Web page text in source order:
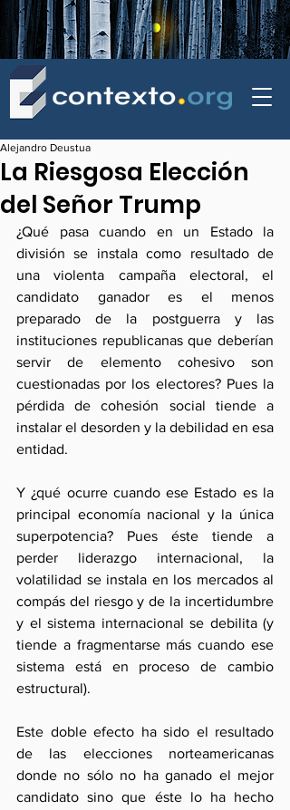
La Riesgosa Elección
del Señor Trump
Alejandro Deustua
¿Qué pasa cuando en un Estado la
división se instala como resultado de
una violenta campaña electoral, el
candidato ganador es el menos
preparado de la postguerra y las
instituciones republicanas que deberían
servir de elemento cohesivo son
cuestionadas por los electores? Pues la
pérdida de cohesión social tiende a
instalar el desorden y la debilidad en esa
entidad.
Y ¿qué ocurre cuando ese Estado es la
principal economía nacional y la única
superpotencia? Pues éste tiende a
perder liderazgo internacional, la
volatilidad se instala en los mercados al
compás del riesgo y de la incertidumbre
y el sistema internacional se debilita (y
tiende a fragmentarse más cuando ese
sistema está en proceso de cambio
estructural).
Este doble efecto ha sido el resultado
de las elecciones norteamericanas
donde no sólo no ha ganado el mejor
candidato sino que éste lo ha hecho